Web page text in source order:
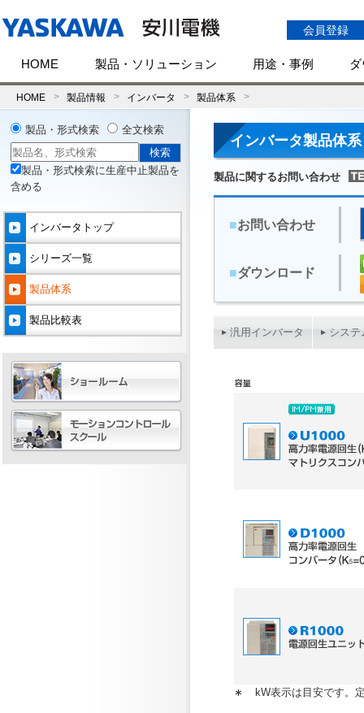
会員登録
HOME 製品・ソリューション 用途・事例
HOME 製品情報 インバータ 製品体系
インバータ製品体系
製品に関するお問い合わせ
■お問い合わせ
■ダウンロード
汎用インバータ システ
∗ kW表示は目安です。
製品・形式検索 全文検索
製品・形式検索に生産中止製品を
含める
インバータトップ
シリーズ一覧
製品体系
製品比較表